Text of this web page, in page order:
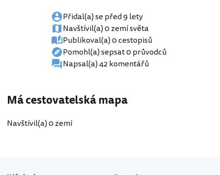
Přidal(a) se před 9 lety
Navštívil(a) 0 zemí světa
Publikoval(a) 0 cestopisů
Pomohl(a) sepsat 0 průvodců
Napsal(a) 42 komentářů
Má cestovatelská mapa
Navštívil(a) 0 zemí